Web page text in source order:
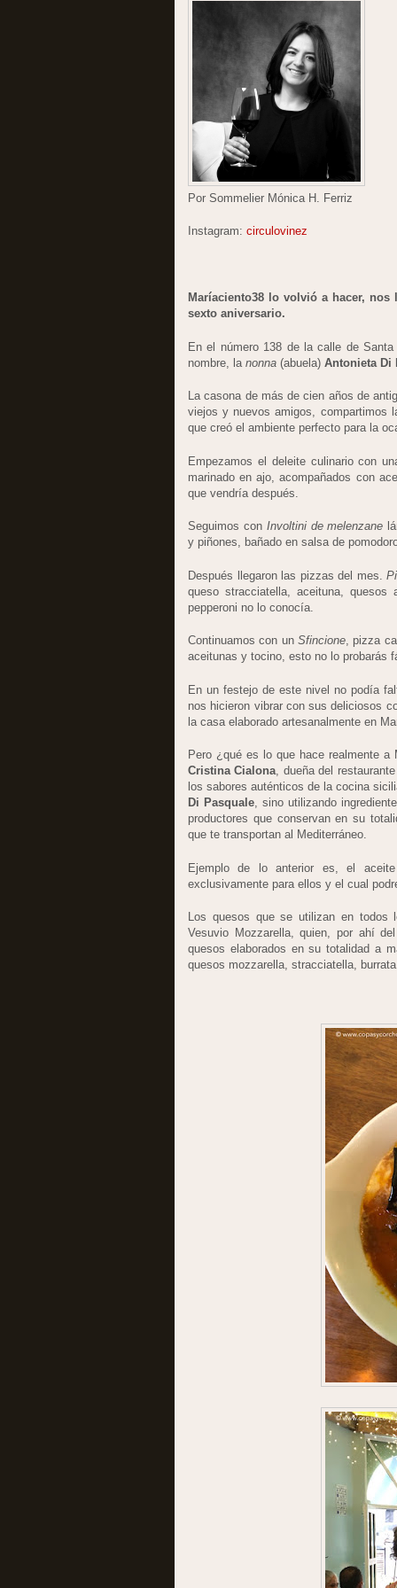
Por Sommelier Mónica H. Ferriz
Instagram: circulovinez
Maríaciento38 lo volvió a hacer,
sexto aniversario.
En el número 138 de la calle de
nombre, la nonna (abuela) Antonieta Di
La casona de más de cien años de
viejos y nuevos amigos, compartimos
que creó el ambiente perfecto para la
Empezamos el deleite culinario con
marinado en ajo, acompañados con
que vendría después.
Seguimos con Involtini de melenzane
y piñones, bañado en salsa de
Después llegaron las pizzas del mes.
queso stracciatella, aceituna, quesos
pepperoni no lo conocía.
Continuamos con un Sfincione, pizza
aceitunas y tocino, esto no lo probarás
En un festejo de este nivel no podía
nos hicieron vibrar con sus deliciosos
la casa elaborado artesanalmente en
Pero ¿qué es lo que hace realmente
Cristina Cialona, dueña del
los sabores auténticos de la cocina
Di Pasquale, sino utilizando
productores que conservan en su
que te transportan al Mediterráneo.
Ejemplo de lo anterior es, el
exclusivamente para ellos y el cual
Los quesos que se utilizan en todos
Vesuvio Mozzarella, quien, por ahí
quesos elaborados en su totalidad a
quesos mozzarella, stracciatella,